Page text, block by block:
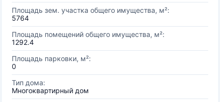
Площадь зем. участка общего имущества, м²:
5764
Площадь помещений общего имущества, м²:
1292.4
Площадь парковки, м²:
0
Тип дома:
Многоквартирный дом